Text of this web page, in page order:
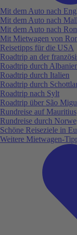
Mit dem Auto nach
Mit dem Auto nach
Mit dem Auto nach
Mit Mietwagen von
Reisetipps für die USA
Roadtrip an der
Roadtrip durch
Roadtrip durch Italien
Roadtrip durch
Roadtrip nach Sylt
Roadtrip über São
Rundreise auf Mauritius
Rundreise durch
Schöne Reiseziele in
Weitere Mietwagen-